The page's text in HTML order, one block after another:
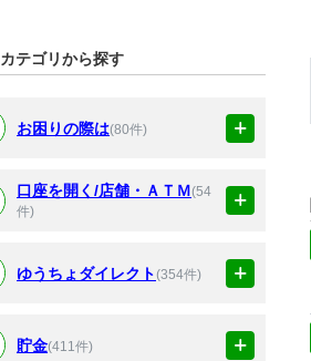
カテゴリから探す
お困りの際は(80件)
口座を開く/店舗・ＡＴＭ(54
件)
ゆうちょダイレクト(354件)
貯金(411件)